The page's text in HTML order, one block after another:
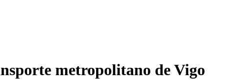
metropolitano de Vigo